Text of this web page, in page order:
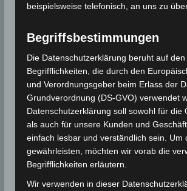
beispielsweise telefonisch, an uns zu
Begriffsbestimmungen
Die Datenschutzerklärung beruht auf den
Begrifflichkeiten, die durch den
und Verordnungsgeber beim Erlass der
Grundverordnung (DS-GVO) verwendet
Datenschutzerklärung soll sowohl für die
als auch für unsere Kunden und
einfach lesbar und verständlich sein. Um
gewährleisten, möchten wir vorab die
Begrifflichkeiten erläutern.
Wir verwenden in dieser